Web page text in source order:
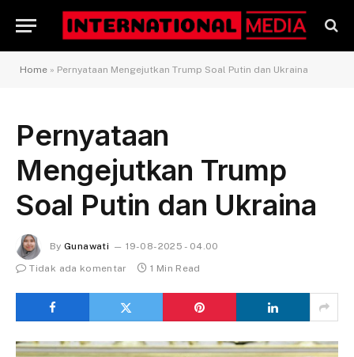
Home » Pernyataan Mengejutkan Trump Soal Putin dan Ukraina
Pernyataan
Mengejutkan Trump
Soal Putin dan Ukraina
By Gunawati
19-08-2025 - 04.00
Tidak ada komentar
1 Min Read